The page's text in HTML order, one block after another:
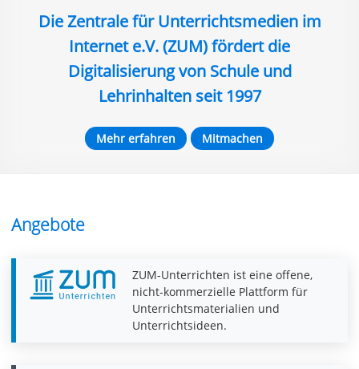
Die Zentrale für Unterrichtsmedien im
Internet e.V. (ZUM) fördert die
Digitalisierung von Schule und
Lehrinhalten seit 1997
Mehr erfahren Mitmachen
Angebote
ZUM-Unterrichten ist eine offene,
nicht-kommerzielle Plattform für
Unterrichtsmaterialien und
Unterrichtsideen.